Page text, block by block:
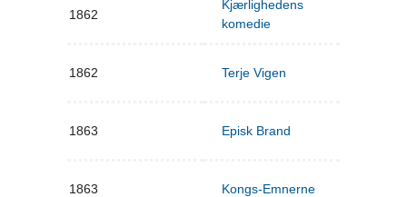
1862
Kjærlighedens
komedie
1862 Terje Vigen
1863 Episk Brand
1863 Kongs-Emnerne